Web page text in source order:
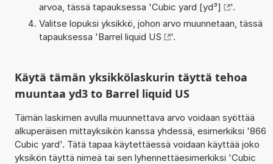
arvoa, tässä tapauksessa 'Cubic yard [yd³]
'.
Valitse lopuksi yksikkö, johon arvo muunnetaan, tässä
tapauksessa 'Barrel liquid US '.
Käytä tämän yksikkölaskurin täyttä tehoa
muuntaa yd3 to Barrel liquid US
Tämän laskimen avulla muunnettava arvo voidaan syöttää
alkuperäisen mittayksikön kanssa yhdessä, esimerkiksi '866
Cubic yard'. Tätä tapaa käytettäessä voidaan käyttää joko
yksikön täyttä nimeä tai sen lyhennettäesimerkiksi 'Cubic